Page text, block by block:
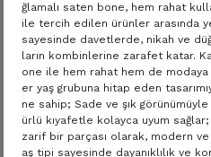
ğlamalı saten bone, hem rahat
ile tercih edilen ürünler arasında
sayesinde davetlerde, nikah ve
ların kombinlerine zarafet katar.
one ile hem rahat hem de
er yaş grubuna hitap eden
ne sahip; Sade ve şık
ürlü kıyafetle kolayca uyum
zarif bir parçası olarak, modern
aş tipi sayesinde dayanıklılık ve